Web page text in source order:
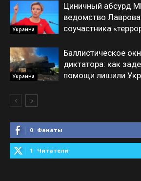
Украина
Циничный абсурд
ведомство
соучастника
Украина
Баллистическое
диктатора: как
помощи лишили
0 Фанаты
1 Читатели